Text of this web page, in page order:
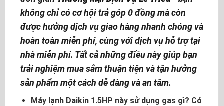
không chỉ có cơ hội trả góp 0 đồng mà còn
được hưởng dịch vụ giao hàng nhanh chóng và
hoàn toàn miễn phí, cùng với dịch vụ hỗ trợ tại
nhà miễn phí. Tất cả những điều này giúp bạn
trải nghiệm mua sắm thuận tiện và tận hưởng
sản phẩm một cách dễ dàng và an tâm.
Máy lạnh Daikin 1.5HP này sử dụng gas gì? Có